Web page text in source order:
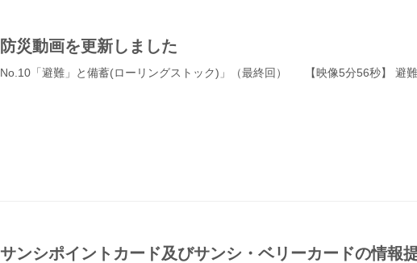
防災動画を更新しました
No.10「避難」と備蓄(ローリングストック)」（最終回） 【映像5分56秒】 避
サンシポイントカード及びサンシ・ベリーカードの情報